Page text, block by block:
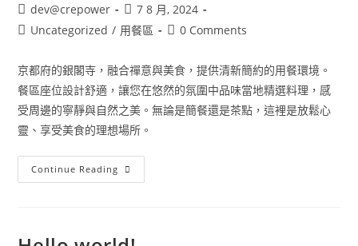
dev@crepower
7 8 月, 2024
Uncategorized / 用餐區 0 Comments
京都府的銀閣寺，融合禪意與美食，提供清新簡約的用餐環境。
餐區座位設計舒適，讓您在悠然的氛圍中品味當地精選料理，感
受周邊的寧靜與自然之美。無論是簡餐還是茶點，這裡是放鬆心
靈、享受美食的理想場所。
Continue Reading